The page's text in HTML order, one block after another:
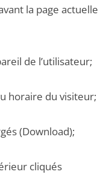
la page actuelle
de l’utilisateur;
horaire du visiteur;
(Download);
cliqués